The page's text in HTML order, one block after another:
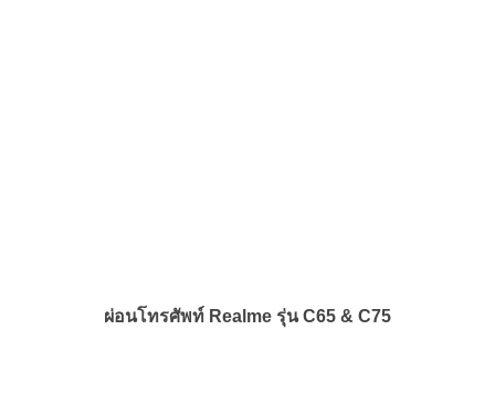
ผ่อนโทรศัพท์ Realme รุ่น C65 & C75